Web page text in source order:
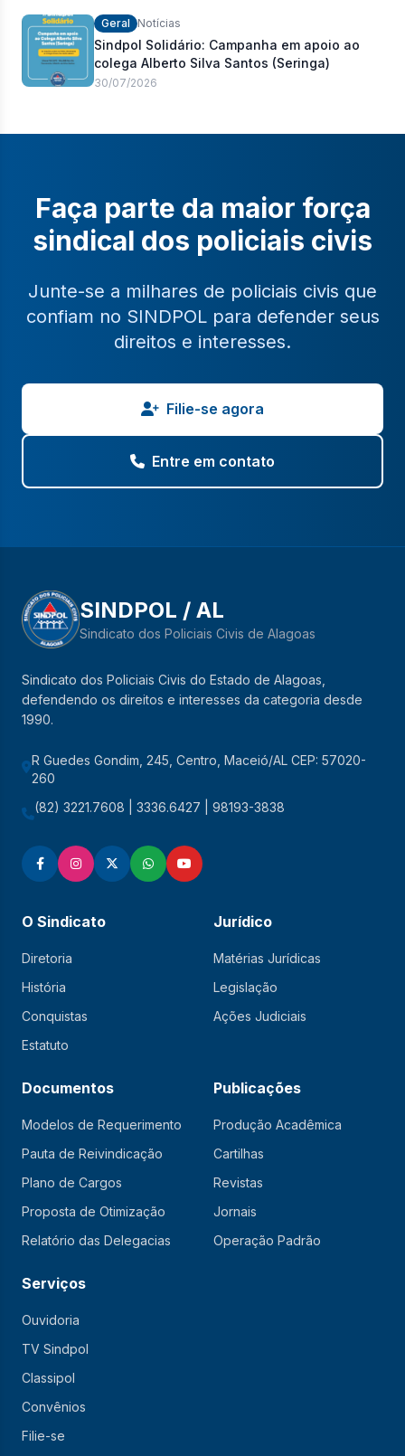
Geral Notícias
Sindpol Solidário: Campanha em apoio ao
colega Alberto Silva Santos (Seringa)
30/07/2026
Faça parte da maior força
sindical dos policiais civis
Junte-se a milhares de policiais civis que
confiam no SINDPOL para defender seus
direitos e interesses.
Filie-se agora
Entre em contato
SINDPOL / AL
Sindicato dos Policiais Civis de Alagoas
Sindicato dos Policiais Civis do Estado de Alagoas,
defendendo os direitos e interesses da categoria desde
1990.
R Guedes Gondim, 245, Centro, Maceió/AL CEP: 57020-
260
(82) 3221.7608 | 3336.6427 | 98193-3838
O Sindicato
Diretoria
História
Conquistas
Estatuto
Jurídico
Matérias Jurídicas
Legislação
Ações Judiciais
Documentos
Modelos de Requerimento
Pauta de Reivindicação
Plano de Cargos
Proposta de Otimização
Relatório das Delegacias
Publicações
Produção Acadêmica
Cartilhas
Revistas
Jornais
Operação Padrão
Serviços
Ouvidoria
TV Sindpol
Classipol
Convênios
Filie-se